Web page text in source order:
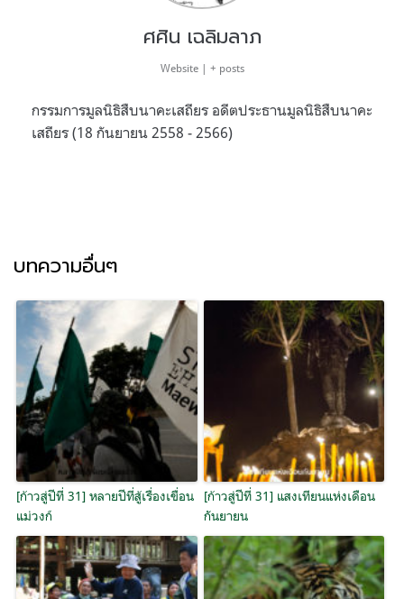
ศศิน เฉลิมลาภ
Website | + posts
กรรมการมูลนิธิสืบนาคะเสถียร อดีตประธานมูลนิธิสืบนาคะ
เสถียร (18 กันยายน 2558 - 2566)
บทความอื่นๆ
[ก้าวสู่ปีที่ 31] หลายปีที่สู้เรื่องเขื่อน
แม่วงก์
[ก้าวสู่ปีที่ 31] แสงเทียนแห่งเดือน
กันยายน